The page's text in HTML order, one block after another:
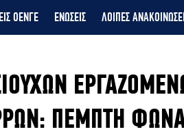
ΟΕΝΓΕ ΕΝΩΣΕΙΣ ΛΟΙΠΕΣ
ΠΕΜΠΤΗ